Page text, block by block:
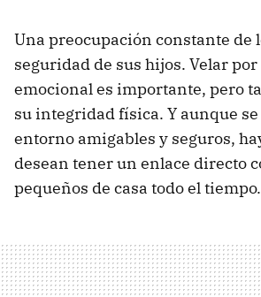
Una preocupación constante de
seguridad de sus hijos. Velar
emocional es importante, pero
su integridad física. Y aunque
entorno amigables y seguros,
desean tener un enlace directo
pequeños de casa todo el tiempo.